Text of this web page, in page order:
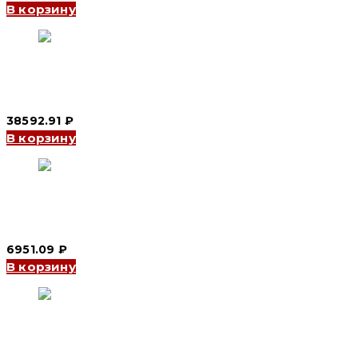
В корзину
38592.91 ₽
В корзину
6951.09 ₽
В корзину